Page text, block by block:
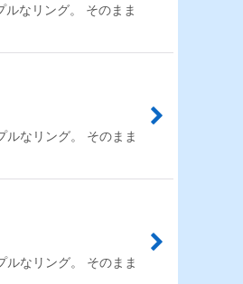
なリング。 そのまま
なリング。 そのまま
なリング。 そのまま